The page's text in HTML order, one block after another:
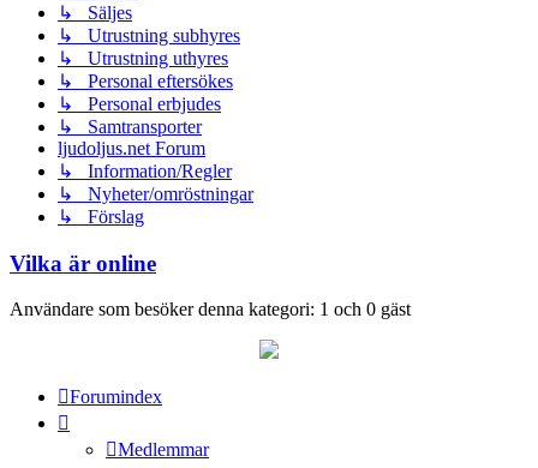
↳ Säljes
↳ Utrustning subhyres
↳ Utrustning uthyres
↳ Personal eftersökes
↳ Personal erbjudes
↳ Samtransporter
ljudoljus.net Forum
↳ Information/Regler
↳ Nyheter/omröstningar
↳ Förslag
Vilka är online
Användare som besöker denna kategori: 1 och 0 gäst
Forumindex
Medlemmar